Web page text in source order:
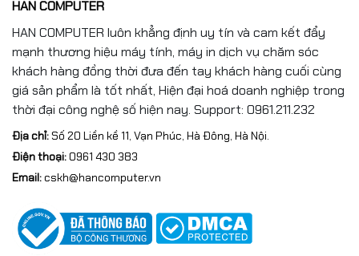
HAN COMPUTER
HAN COMPUTER luôn khẳng định uy tín và cam kết đẩy
mạnh thương hiệu máy tính, máy in dịch vụ chăm sóc
khách hàng đồng thời đưa đến tay khách hàng cuối cùng
giá sản phẩm là tốt nhất, Hiện đại hoá doanh nghiệp trong
thời đại công nghệ số hiện nay. Support: 0961.211.232
Địa chỉ:Số 20 Liền kề 11, Vạn Phúc, Hà Đông, Hà Nội.
Điện thoại:0961 430 383
Email:cskh@hancomputer.vn